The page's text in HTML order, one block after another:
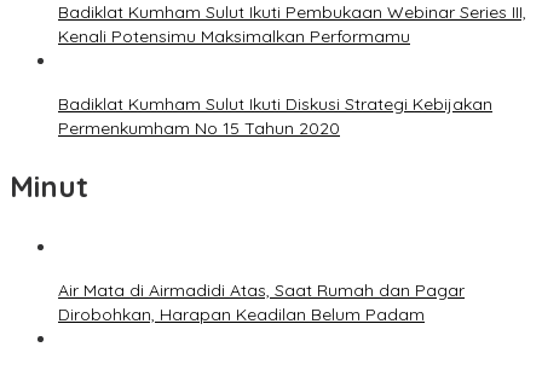
Badiklat Kumham Sulut Ikuti Pembukaan Webinar Series III,
Kenali Potensimu Maksimalkan Performamu
Badiklat Kumham Sulut Ikuti Diskusi Strategi Kebijakan
Permenkumham No 15 Tahun 2020
Minut
Air Mata di Airmadidi Atas, Saat Rumah dan Pagar
Dirobohkan, Harapan Keadilan Belum Padam